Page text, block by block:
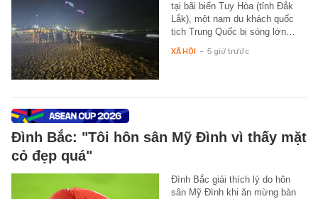
tại bãi biển Tuy Hòa (tỉnh Đắk
Lắk), một nam du khách quốc
tịch Trung Quốc bị sóng lớn…
XÃ HỘI - 5 giờ trước
Đình Bắc: "Tôi hôn sân Mỹ Đình vì thấy mặt
cỏ đẹp quá"
Đình Bắc giải thích lý do hôn
sân Mỹ Đình khi ăn mừng bàn